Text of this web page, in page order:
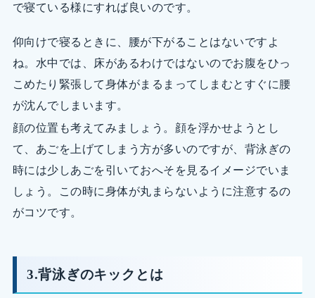
で寝ている様にすれば良いのです。
仰向けで寝るときに、腰が下がることはないですよ
ね。水中では、床があるわけではないのでお腹をひっ
こめたり緊張して身体がまるまってしまむとすぐに腰
が沈んでしまいます。
顔の位置も考えてみましょう。顔を浮かせようとし
て、あごを上げてしまう方が多いのですが、背泳ぎの
時には少しあごを引いておへそを見るイメージでいま
しょう。この時に身体が丸まらないように注意するの
がコツです。
3.背泳ぎのキックとは